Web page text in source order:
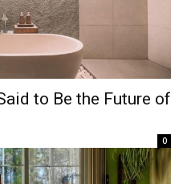
to Be the Future of
0